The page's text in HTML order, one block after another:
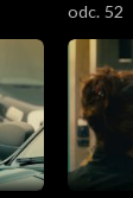
odc. 52